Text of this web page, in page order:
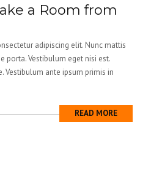
a Room from
adipiscing elit. Nunc mattis
porta. Vestibulum eget nisi est.
Vestibulum ante ipsum primis in
READ MORE